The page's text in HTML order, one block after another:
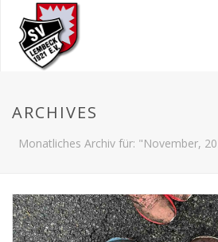
ARCHIVES
Monatliches Archiv für: "November,